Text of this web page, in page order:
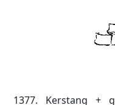
1377. Kerstang +